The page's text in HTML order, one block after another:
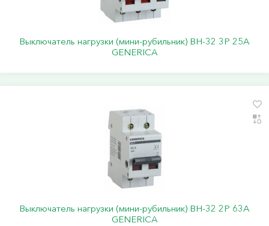
Выключатель нагрузки (мини-рубильник) ВН-32 3Р 25А
GENERICA
Выключатель нагрузки (мини-рубильник) ВН-32 2Р 63А
GENERICA